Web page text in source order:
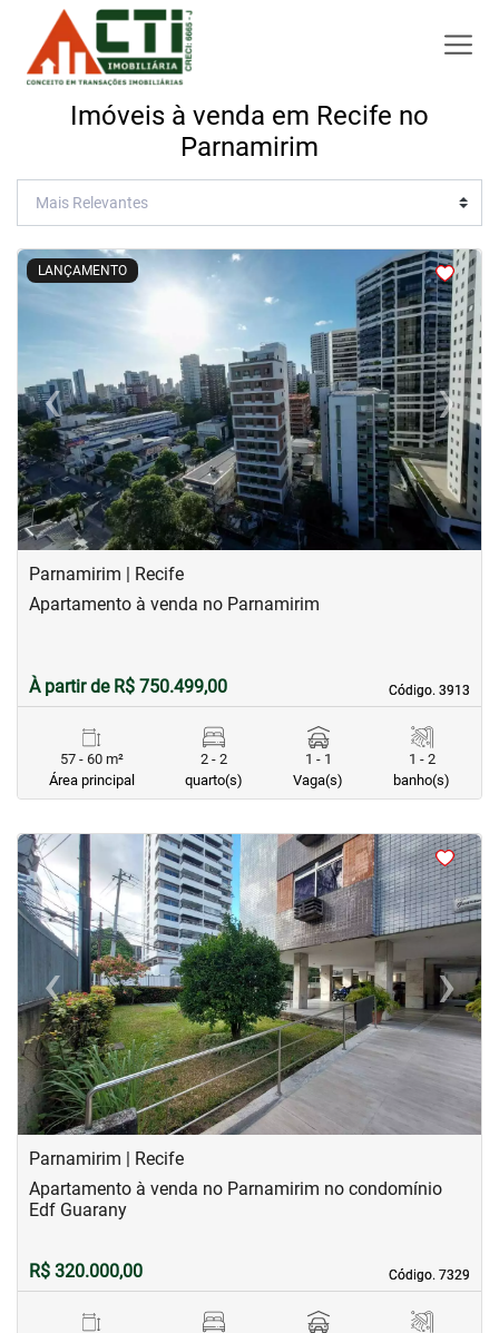
Imóveis à venda em Recife no
Parnamirim
LANÇAMENTO
< <<<
‹Previous ›Next
Parnamirim | Recife
Código. 3913
Código. 3913
Apartamento à venda no Parnamirim
À partir de R$ 750.499,00
57 - 60 m²
Área principal
2 - 2
quarto(s)
1 - 1
Vaga(s)
1 - 2
banho(s)
< <<<
‹Previous ›Next
Parnamirim | Recife
Código. 7329
Código. 7329
Apartamento à venda no Parnamirim no condomínio
Edf Guarany
R$ 320.000,00